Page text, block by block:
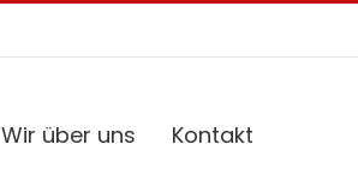
Wir über uns Kontakt